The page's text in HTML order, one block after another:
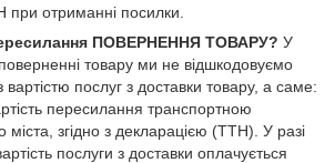
при отриманні посилки.
ПОВЕРНЕННЯ ТОВАРУ? У
товару ми не відшкодовуємо
вартістю послуг з доставки товару, а саме:
пересилання транспортною
міста, згідно з декларацією (ТТН). У разі
послуги з доставки оплачується